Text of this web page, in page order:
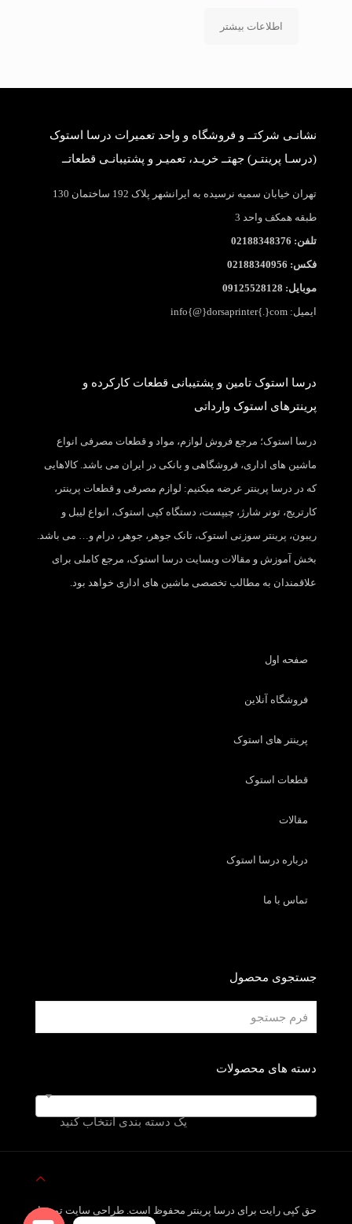
اطلاعات بیشتر
نشانـی شرکتــ و فروشگاه و واحد تعمیرات درسا استوک
(درسـا پرینتـر) جهتــ خریـد، تعمیـر و پشتیبانـی قطعاتــ
تهران خیابان سمیه نرسیده به ایرانشهر پلاک 192 ساختمان 130
طبقه همکف واحد 3
تلفن: 02188348376
فکس: 02188340956
موبایل: 09125528128
ایمیل: info{@}dorsaprinter{.}com
درسا استوک تامین و پشتیبانی قطعات کارکرده و
پرینترهای استوک وارداتی
درسا استوک؛ مرجع فروش لوازم، مواد و قطعات مصرفی انواع
ماشین های اداری، فروشگاهی و بانکی در ایران می باشد. کالاهایی
که در درسا پرینتر عرضه میکنیم: لوازم مصرفی و قطعات پرینتر،
کارتریج، تونر شارژ، چیپست، دستگاه کپی استوک، انواع لیبل و
ریبون، پرینتر سوزنی استوک، تانک جوهر، جوهر، درام و… می باشد.
بخش آموزش و مقالات وبسایت درسا استوک، مرجع کاملی برای
علاقمندان به مطالب تخصصی ماشین های اداری خواهد بود.
صفحه اول
فروشگاه آنلاین
پرینتر های استوک
قطعات استوک
مقالات
درباره درسا استوک
تماس با ما
جستجوی محصول
دسته های محصولات
یک دسته بندی انتخاب کنید
حق کپی رایت برای درسا پرینتر محفوظ است. طراحی سایت توسط